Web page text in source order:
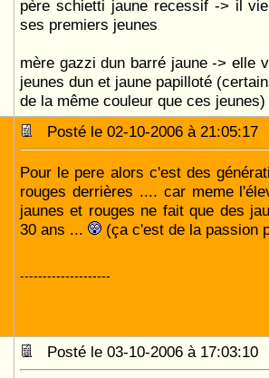
père schietti jaune recessif -> il
ses premiers jeunes
mère gazzi dun barré jaune -> elle
jeunes dun et jaune papilloté
de la même couleur que ces jeunes)
Posté le 02-10-2006 à
Pour le pere alors c'est des
rouges derrières .... car meme
jaunes et rouges ne fait que des
30 ans ...
(ça c'est de la passion
--------------------
Posté le 03-10-2006 à